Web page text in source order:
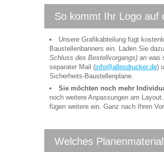
So kommt Ihr Logo auf
Unsere Grafikabteilung fügt
Baustellenbanners ein. Laden Sie
Schluss des Bestellvorgangs) an was
separater Mail (info@allesdrucker.de)
Sicherheits-Baustellenplane.
Sie möchten noch mehr
noch weitere Anpassungen am
fügen weitere ein. Ganz nach Ihren
Welches